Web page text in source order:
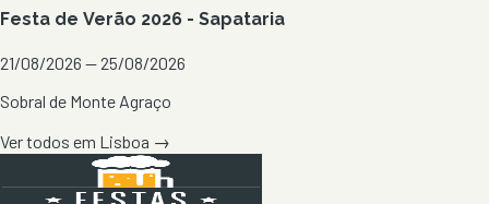
Festa de Verão 2026 - Sapataria
21/08/2026 — 25/08/2026
Sobral de Monte Agraço
Ver todos em Lisboa →